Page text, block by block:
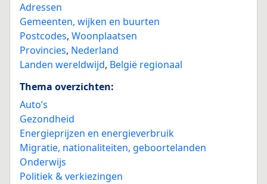
Adressen
Gemeenten, wijken en buurten
Postcodes, Woonplaatsen
Provincies, Nederland
Landen wereldwijd, België regionaal
Thema overzichten:
Auto’s
Gezondheid
Energieprijzen en energieverbruik
Migratie, nationaliteiten, geboortelanden
Onderwijs
Politiek & verkiezingen